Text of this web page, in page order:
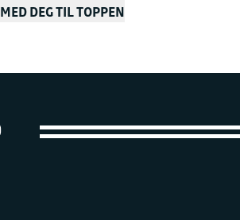
MED DEG TIL TOPPEN